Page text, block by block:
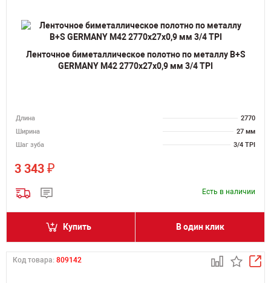
Ленточное биметаллическое полотно по металлу B+S
GERMANY M42 2770х27х0,9 мм 3/4 TPI
Длина
2770
Ширина
27 мм
Шаг зуба
3/4 TPI
3 343 ₽
Есть в наличии
Купить В один клик
Код товара: 809142